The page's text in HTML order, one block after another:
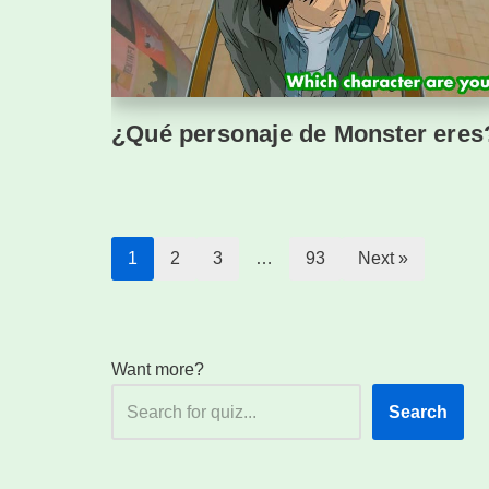
¿Qué personaje de Monster
1 2 3 … 93 Next »
Want more?
Search